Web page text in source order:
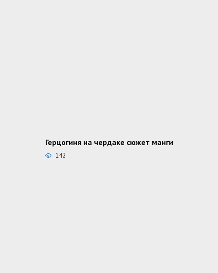
Герцогиня на чердаке сюжет манги
142